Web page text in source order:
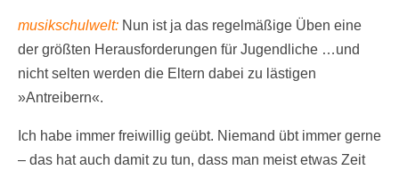
musikschulwelt: Nun ist ja das regelmäßige Üben eine
der größten Herausforderungen für Jugendliche …und
nicht selten werden die Eltern dabei zu lästigen
»Antreibern«.
Ich habe immer freiwillig geübt. Niemand übt immer gerne
– das hat auch damit zu tun, dass man meist etwas Zeit